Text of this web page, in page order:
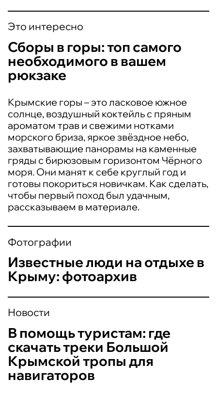
Это интересно
Сборы в горы: топ самого
необходимого в вашем
рюкзаке
Крымские горы – это ласковое южное
солнце, воздушный коктейль с пряным
ароматом трав и свежими нотками
морского бриза, яркое звёздное небо,
захватывающие панорамы на каменные
гряды с бирюзовым горизонтом Чёрного
моря. Они манят к себе круглый год и
готовы покориться новичкам. Как сделать,
чтобы первый поход был удачным,
рассказываем в материале.
Фотографии
Известные люди на отдыхе в
Крыму: фотоархив
Новости
В помощь туристам: где
скачать треки Большой
Крымской тропы для
навигаторов